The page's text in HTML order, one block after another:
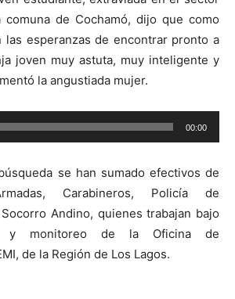
de Cochamó, dijo que como
las esperanzas de encontrar pronto a
joven muy astuta, muy inteligente y
la angustiada mujer.
00:00
se han sumado efectivos de
Carabineros, Policía de
Andino, quienes trabajan bajo
y monitoreo de la Oficina de
de la Región de Los Lagos.